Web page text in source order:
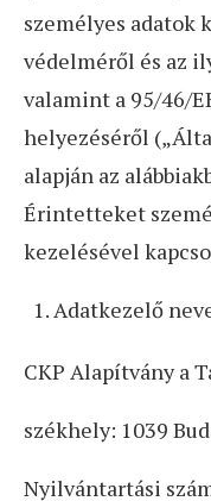
személyes
védelméről és az
valamint a 95/46/
helyezéséről
alapján az
Érintetteket
kezelésével
Adatkezelő
CKP Alapítvány a
székhely: 1039
Nyilvántartási